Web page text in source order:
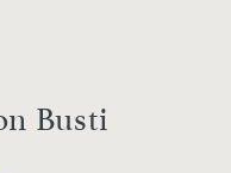
Busti